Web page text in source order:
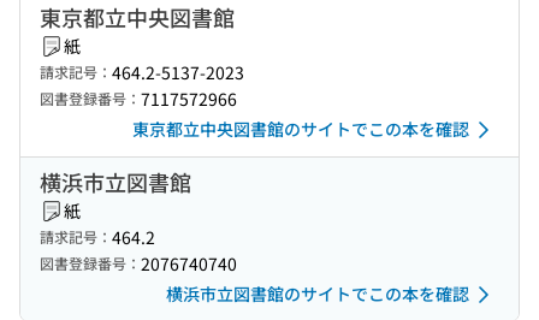
東京都立中央図書館
紙
請求記号： 464.2-5137-2023
図書登録番号： 7117572966
東京都立中央図書館のサイトでこの本を確認
横浜市立図書館
紙
請求記号： 464.2
図書登録番号： 2076740740
横浜市立図書館のサイトでこの本を確認